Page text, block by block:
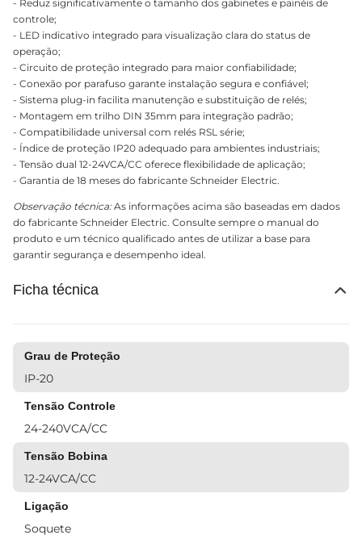
- Reduz significativamente o tamanho dos gabinetes e painéis de
controle;
- LED indicativo integrado para visualização clara do status de
operação;
- Circuito de proteção integrado para maior confiabilidade;
- Conexão por parafuso garante instalação segura e confiável;
- Sistema plug-in facilita manutenção e substituição de relés;
- Montagem em trilho DIN 35mm para integração padrão;
- Compatibilidade universal com relés RSL série;
- Índice de proteção IP20 adequado para ambientes industriais;
- Tensão dual 12-24VCA/CC oferece flexibilidade de aplicação;
- Garantia de 18 meses do fabricante Schneider Electric.
Observação técnica:As informações acima são baseadas em dados
do fabricante Schneider Electric. Consulte sempre o manual do
produto e um técnico qualificado antes de utilizar a base para
garantir segurança e desempenho ideal.
Ficha técnica
Grau de Proteção
IP-20
Tensão Controle
24-240VCA/CC
Tensão Bobina
12-24VCA/CC
Ligação
Soquete